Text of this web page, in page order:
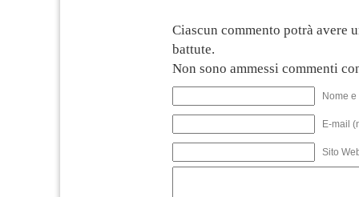
Ciascun commento potrà avere
battute.
Non sono ammessi commenti
Nome
E-mail
Sito